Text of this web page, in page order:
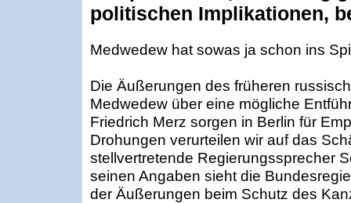
politischen Implikationen,
Medwedew hat sowas ja schon ins
Die Äußerungen des früheren
Medwedew über eine mögliche
Friedrich Merz sorgen in Berlin für
Drohungen verurteilen wir auf das
stellvertretende Regierungssprecher
seinen Angaben sieht die
der Äußerungen beim Schutz des